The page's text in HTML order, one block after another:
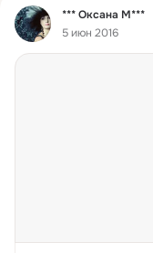
Фид
*** Оксана М***
5 июн 2016